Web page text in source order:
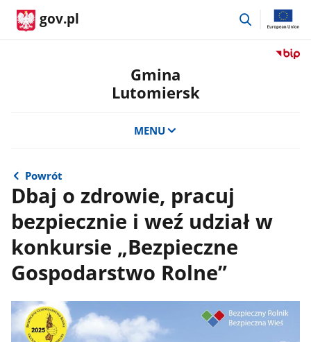
gov.pl
przejdź
Przejdź
Gmina
Lutomiersk
MENU
Powrót
Dbaj o zdrowie, pracuj
bezpiecznie i weź udział w
konkursie „Bezpieczne
Gospodarstwo Rolne”